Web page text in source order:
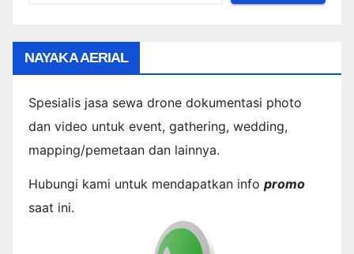
NAYAKA AERIAL
Spesialis jasa sewa drone dokumentasi photo
dan video untuk event, gathering, wedding,
mapping/pemetaan dan lainnya.
Hubungi kami untuk mendapatkan info promo
saat ini.